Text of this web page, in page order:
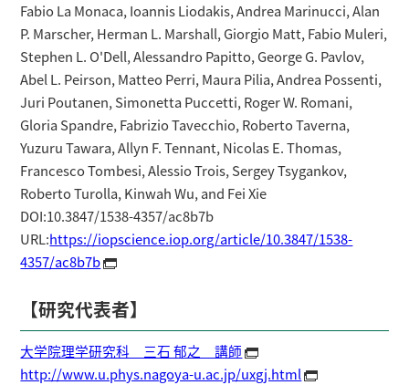
Fabio La Monaca, Ioannis Liodakis, Andrea Marinucci, Alan
P. Marscher, Herman L. Marshall, Giorgio Matt, Fabio Muleri,
Stephen L. O'Dell, Alessandro Papitto, George G. Pavlov,
Abel L. Peirson, Matteo Perri, Maura Pilia, Andrea Possenti,
Juri Poutanen, Simonetta Puccetti, Roger W. Romani,
Gloria Spandre, Fabrizio Tavecchio, Roberto Taverna,
Yuzuru Tawara, Allyn F. Tennant, Nicolas E. Thomas,
Francesco Tombesi, Alessio Trois, Sergey Tsygankov,
Roberto Turolla, Kinwah Wu, and Fei Xie
DOI:10.3847/1538-4357/ac8b7b
URL:https://iopscience.iop.org/article/10.3847/1538-
4357/ac8b7b
【研究代表者】
大学院理学研究科 三石 郁之 講師
http://www.u.phys.nagoya-u.ac.jp/uxgj.html